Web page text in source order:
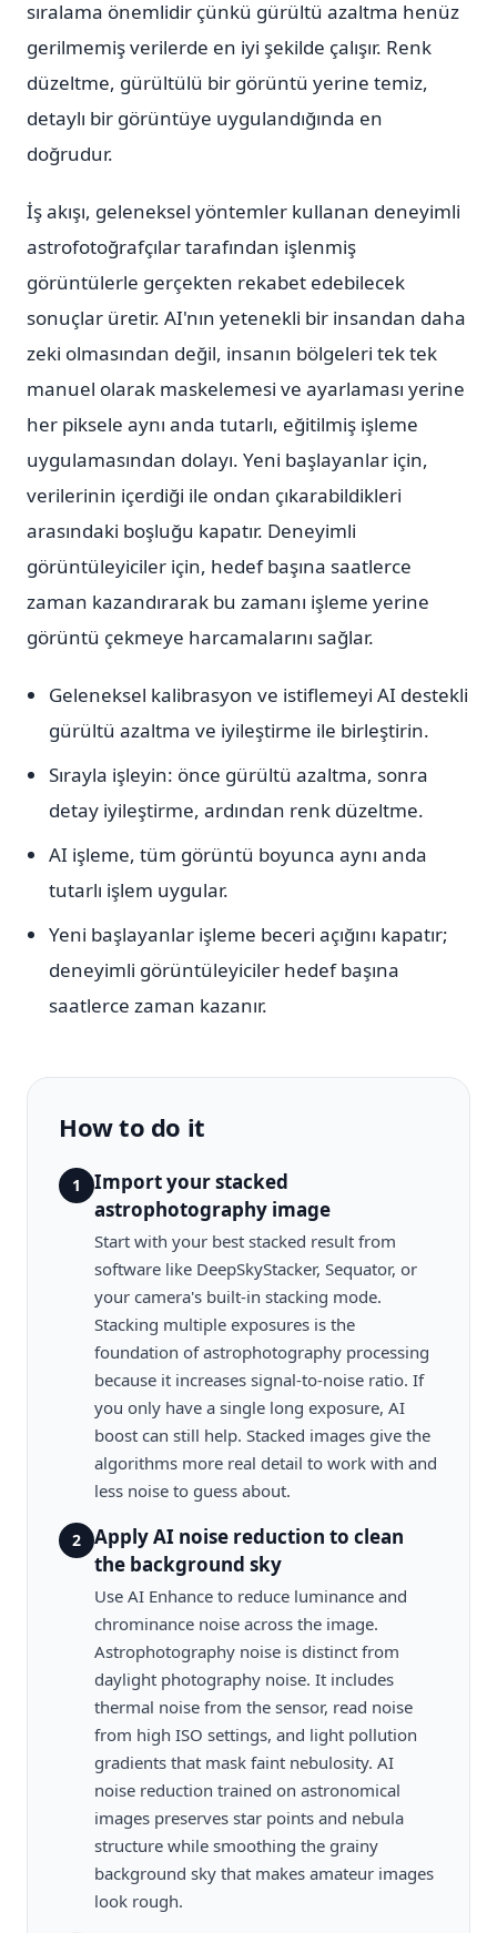
sıralama önemlidir çünkü gürültü azaltma henüz
gerilmemiş verilerde en iyi şekilde çalışır. Renk
düzeltme, gürültülü bir görüntü yerine temiz,
detaylı bir görüntüye uygulandığında en
doğrudur.
İş akışı, geleneksel yöntemler kullanan deneyimli
astrofotoğrafçılar tarafından işlenmiş
görüntülerle gerçekten rekabet edebilecek
sonuçlar üretir. AI'nın yetenekli bir insandan daha
zeki olmasından değil, insanın bölgeleri tek tek
manuel olarak maskelemesi ve ayarlaması yerine
her piksele aynı anda tutarlı, eğitilmiş işleme
uygulamasından dolayı. Yeni başlayanlar için,
verilerinin içerdiği ile ondan çıkarabildikleri
arasındaki boşluğu kapatır. Deneyimli
görüntüleyiciler için, hedef başına saatlerce
zaman kazandırarak bu zamanı işleme yerine
görüntü çekmeye harcamalarını sağlar.
Geleneksel kalibrasyon ve istiflemeyi AI destekli
gürültü azaltma ve iyileştirme ile birleştirin.
Sırayla işleyin: önce gürültü azaltma, sonra
detay iyileştirme, ardından renk düzeltme.
AI işleme, tüm görüntü boyunca aynı anda
tutarlı işlem uygular.
Yeni başlayanlar işleme beceri açığını kapatır;
deneyimli görüntüleyiciler hedef başına
saatlerce zaman kazanır.
How to do it
1
Import your stacked
astrophotography image
Start with your best stacked result from
software like DeepSkyStacker, Sequator, or
your camera's built-in stacking mode.
Stacking multiple exposures is the
foundation of astrophotography processing
because it increases signal-to-noise ratio. If
you only have a single long exposure, AI
boost can still help. Stacked images give the
algorithms more real detail to work with and
less noise to guess about.
2
Apply AI noise reduction to clean
the background sky
Use AI Enhance to reduce luminance and
chrominance noise across the image.
Astrophotography noise is distinct from
daylight photography noise. It includes
thermal noise from the sensor, read noise
from high ISO settings, and light pollution
gradients that mask faint nebulosity. AI
noise reduction trained on astronomical
images preserves star points and nebula
structure while smoothing the grainy
background sky that makes amateur images
look rough.